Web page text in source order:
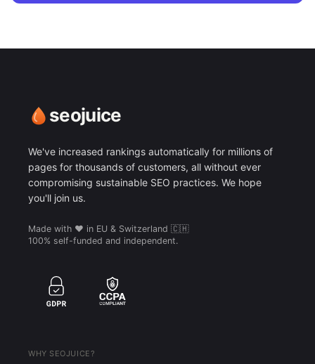
seojuice
We've increased rankings automatically for millions of
pages for thousands of customers, all without ever
compromising sustainable SEO practices. We hope
you'll join us.
Made with ❤️ in EU & Switzerland 🇨🇭
100% self-funded and independent.
WHY SEOJUICE?